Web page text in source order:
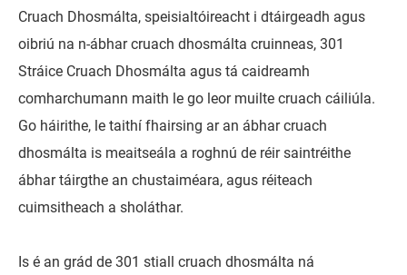
Cruach Dhosmálta, speisialtóireacht i dtáirgeadh agus
oibriú na n-ábhar cruach dhosmálta cruinneas, 301
Stráice Cruach Dhosmálta agus tá caidreamh
comharchumann maith le go leor muilte cruach cáiliúla.
Go háirithe, le taithí fhairsing ar an ábhar cruach
dhosmálta is meaitseála a roghnú de réir saintréithe
ábhar táirgthe an chustaiméara, agus réiteach
cuimsitheach a sholáthar.
Is é an grád de 301 stiall cruach dhosmálta ná